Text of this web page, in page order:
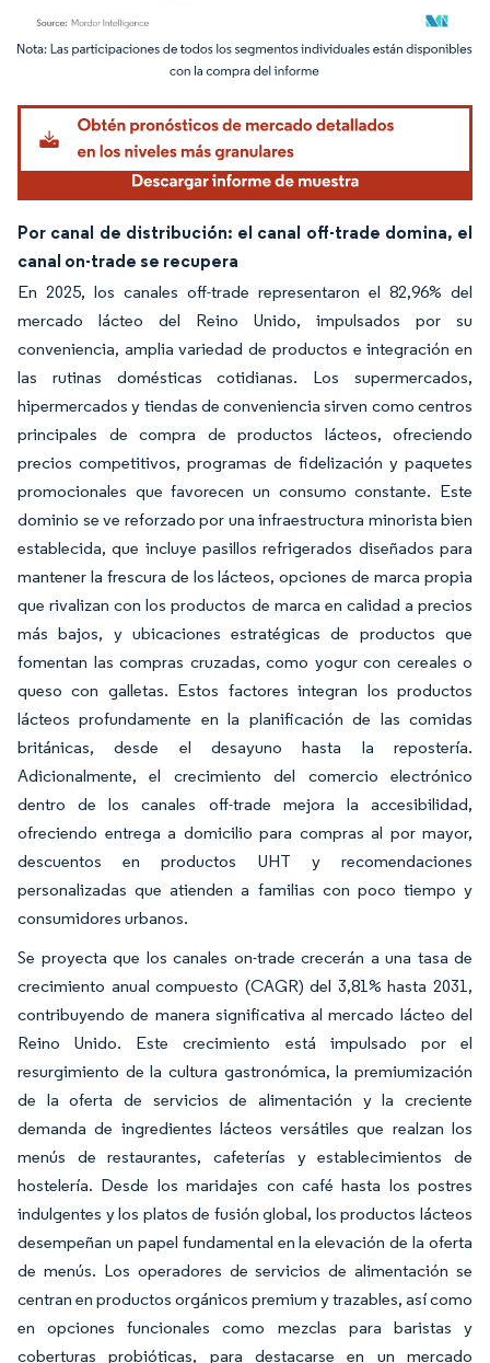
Imagen © Mordor Intelligence. El uso requiere atribución según CC BY 4.0.
Por canal de distribución: el canal off-trade domina, el
canal on-trade se recupera
En 2025, los canales off-trade representaron el 82,96% del
mercado lácteo del Reino Unido, impulsados por su
conveniencia, amplia variedad de productos e integración en
las rutinas domésticas cotidianas. Los supermercados,
hipermercados y tiendas de conveniencia sirven como centros
principales de compra de productos lácteos, ofreciendo
precios competitivos, programas de fidelización y paquetes
promocionales que favorecen un consumo constante. Este
dominio se ve reforzado por una infraestructura minorista bien
establecida, que incluye pasillos refrigerados diseñados para
mantener la frescura de los lácteos, opciones de marca propia
que rivalizan con los productos de marca en calidad a precios
más bajos, y ubicaciones estratégicas de productos que
fomentan las compras cruzadas, como yogur con cereales o
queso con galletas. Estos factores integran los productos
lácteos profundamente en la planificación de las comidas
británicas, desde el desayuno hasta la repostería.
Adicionalmente, el crecimiento del comercio electrónico
dentro de los canales off-trade mejora la accesibilidad,
ofreciendo entrega a domicilio para compras al por mayor,
descuentos en productos UHT y recomendaciones
personalizadas que atienden a familias con poco tiempo y
consumidores urbanos.
Se proyecta que los canales on-trade crecerán a una tasa de
crecimiento anual compuesto (CAGR) del 3,81% hasta 2031,
contribuyendo de manera significativa al mercado lácteo del
Reino Unido. Este crecimiento está impulsado por el
resurgimiento de la cultura gastronómica, la premiumización
de la oferta de servicios de alimentación y la creciente
demanda de ingredientes lácteos versátiles que realzan los
menús de restaurantes, cafeterías y establecimientos de
hostelería. Desde los maridajes con café hasta los postres
indulgentes y los platos de fusión global, los productos lácteos
desempeñan un papel fundamental en la elevación de la oferta
de menús. Los operadores de servicios de alimentación se
centran en productos orgánicos premium y trazables, así como
en opciones funcionales como mezclas para baristas y
coberturas probióticas, para destacarse en un mercado